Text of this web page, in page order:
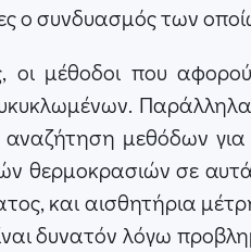
ο συνδυασμός των
οι μέθοδοι που
Παράλληλα
αναζήτηση μεθόδων
θερμοκρασιών σε
και αισθητήρια
δυνατόν λόγω